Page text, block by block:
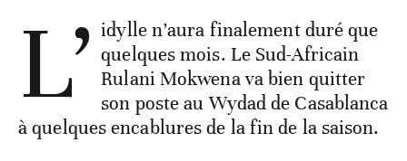
L’ idylle n’aura finalement duré que
quelques mois. Le Sud-Africain
Rulani Mokwena va bien quitter
son poste au Wydad de Casablanca
à quelques encablures de la fin de la saison.